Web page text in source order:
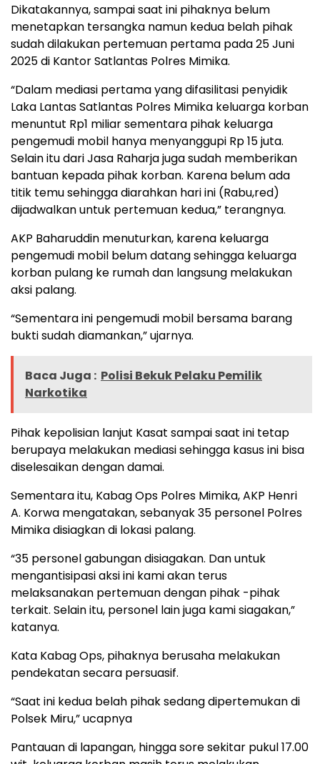
Dikatakannya, sampai saat ini pihaknya belum
menetapkan tersangka namun kedua belah pihak
sudah dilakukan pertemuan pertama pada 25 Juni
2025 di Kantor Satlantas Polres Mimika.
“Dalam mediasi pertama yang difasilitasi penyidik
Laka Lantas Satlantas Polres Mimika keluarga korban
menuntut Rp1 miliar sementara pihak keluarga
pengemudi mobil hanya menyanggupi Rp 15 juta.
Selain itu dari Jasa Raharja juga sudah memberikan
bantuan kepada pihak korban. Karena belum ada
titik temu sehingga diarahkan hari ini (Rabu,red)
dijadwalkan untuk pertemuan kedua,” terangnya.
AKP Baharuddin menuturkan, karena keluarga
pengemudi mobil belum datang sehingga keluarga
korban pulang ke rumah dan langsung melakukan
aksi palang.
“Sementara ini pengemudi mobil bersama barang
bukti sudah diamankan,” ujarnya.
Baca Juga : Polisi Bekuk Pelaku Pemilik
Narkotika
Pihak kepolisian lanjut Kasat sampai saat ini tetap
berupaya melakukan mediasi sehingga kasus ini bisa
diselesaikan dengan damai.
Sementara itu, Kabag Ops Polres Mimika, AKP Henri
A. Korwa mengatakan, sebanyak 35 personel Polres
Mimika disiagkan di lokasi palang.
“35 personel gabungan disiagakan. Dan untuk
mengantisipasi aksi ini kami akan terus
melaksanakan pertemuan dengan pihak -pihak
terkait. Selain itu, personel lain juga kami siagakan,”
katanya.
Kata Kabag Ops, pihaknya berusaha melakukan
pendekatan secara persuasif.
“Saat ini kedua belah pihak sedang dipertemukan di
Polsek Miru,” ucapnya
Pantauan di lapangan, hingga sore sekitar pukul 17.00